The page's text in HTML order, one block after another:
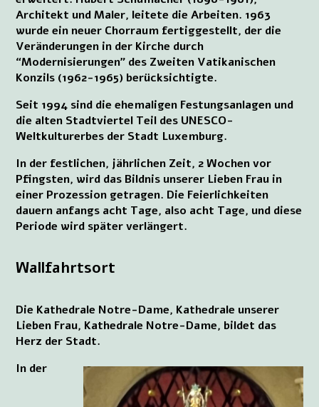
Architekt und Maler, leitete die Arbeiten. 1963
wurde ein neuer Chorraum fertiggestellt, der die
Veränderungen in der Kirche durch
“Modernisierungen” des Zweiten Vatikanischen
Konzils (1962-1965) berücksichtigte.
Seit 1994 sind die ehemaligen Festungsanlagen und
die alten Stadtviertel Teil des UNESCO-
Weltkulturerbes der Stadt Luxemburg.
In der festlichen, jährlichen Zeit, 2 Wochen vor
Pfingsten, wird das Bildnis unserer Lieben Frau in
einer Prozession getragen. Die Feierlichkeiten
dauern anfangs acht Tage, also acht Tage, und diese
Periode wird später verlängert.
Wallfahrtsort
Die Kathedrale Notre-Dame, Kathedrale unserer
Lieben Frau, Kathedrale Notre-Dame, bildet das
Herz der Stadt.
In der